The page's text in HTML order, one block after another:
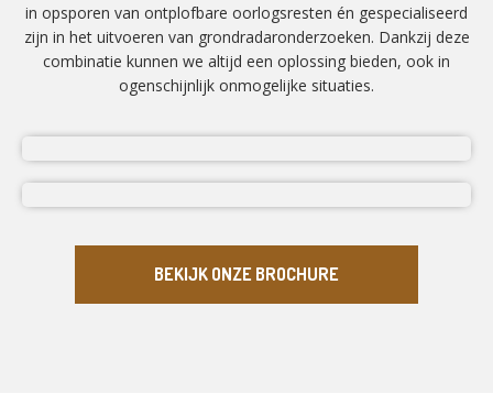
in opsporen van ontplofbare oorlogsresten én gespecialiseerd
zijn in het uitvoeren van grondradaronderzoeken. Dankzij deze
combinatie kunnen we altijd een oplossing bieden, ook in
ogenschijnlijk onmogelijke situaties.
BEKIJK ONZE BROCHURE